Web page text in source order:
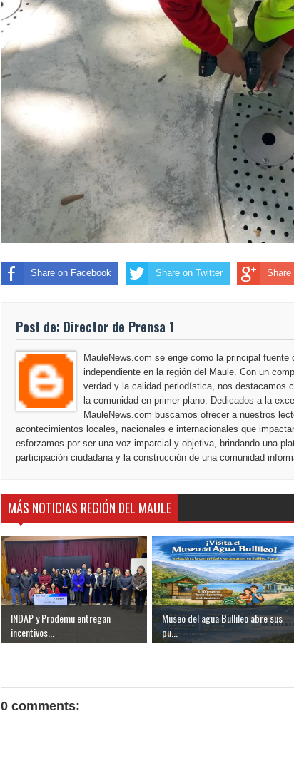
Share on Facebook Share on Twitter Share
Post de: Director de Prensa 1
MauleNews.com se erige como la principal fuente
independiente en la región del Maule. Con un
verdad y la calidad periodística, nos destacamos
la comunidad en primer plano. Dedicados a la
MauleNews.com buscamos ofrecer a nuestros
acontecimientos locales, nacionales e internacionales que
esforzamos por ser una voz imparcial y objetiva, brindando una
participación ciudadana y la construcción de una comunidad
MÁS NOTICIAS REGIÓN DEL MAULE
INDAP y Prodemu entregan
incentivos...
Museo del agua Bullileo abre sus
pu...
0 comments: